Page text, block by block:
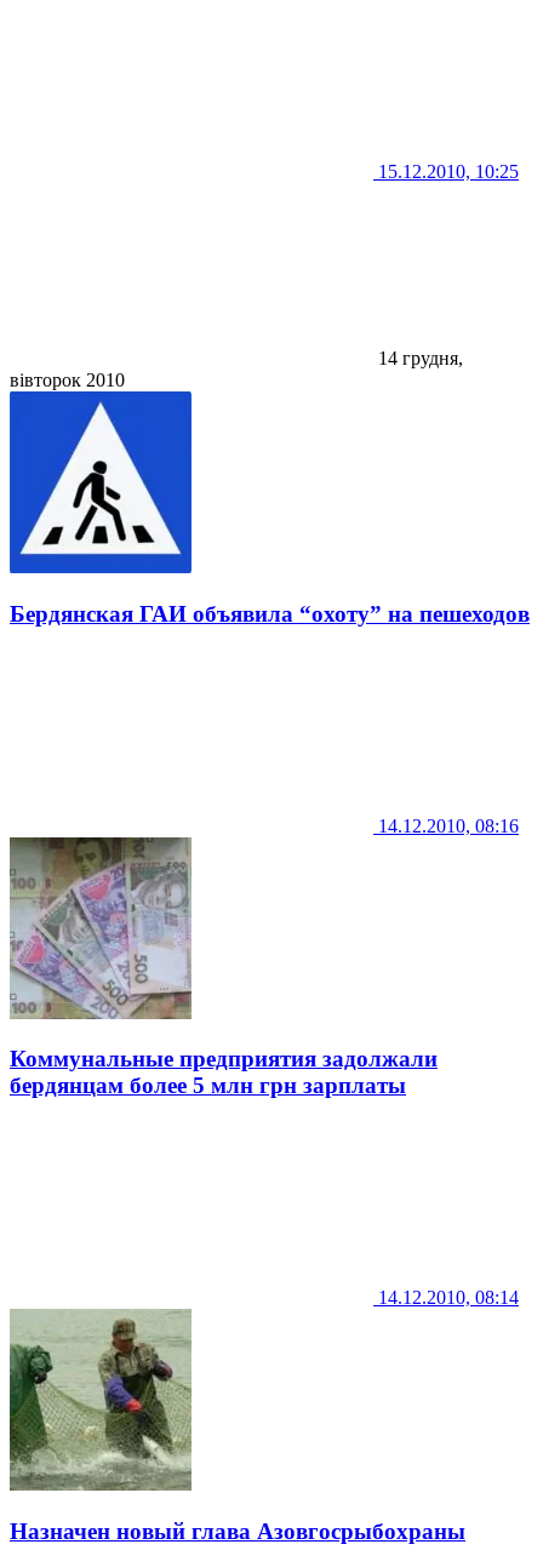
15.12.2010, 10:25
14 грудня,
вівторок 2010
Бердянская ГАИ объявила “охоту” на пешеходов
14.12.2010, 08:16
Коммунальные предприятия задолжали
бердянцам более 5 млн грн зарплаты
14.12.2010, 08:14
Назначен новый глава Азовгосрыбохраны